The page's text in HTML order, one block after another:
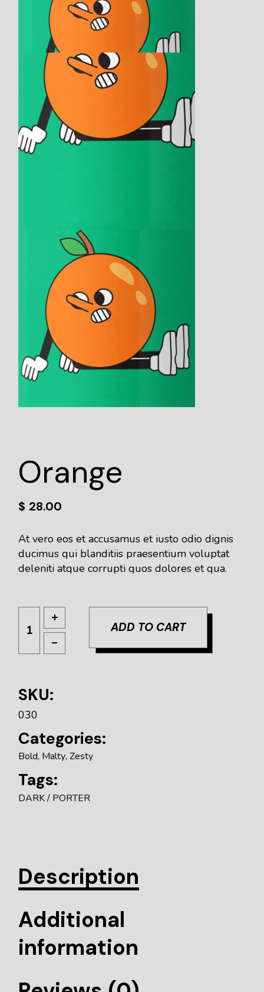
Orange
$ 28.00
At vero eos et accusamus et iusto odio dignis
ducimus qui blanditiis praesentium voluptat
deleniti atque corrupti quos dolores et qua.
ADD TO CART
SKU:
030
Categories:
Bold, Malty,Zesty
Tags:
DARK PORTER
Description
Additional
information